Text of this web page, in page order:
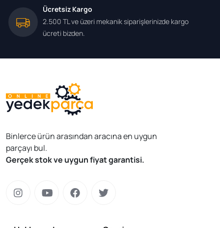
Ücretsiz Kargo
2.500 TL ve üzeri mekanik siparişlerinizde kargo
ücreti bizden.
Binlerce ürün arasından aracına en uygun
parçayı bul.
Gerçek stok ve uygun fiyat garantisi.